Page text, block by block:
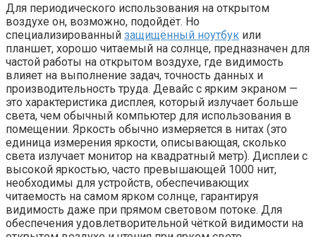
Для периодического использования на открытом
воздухе он, возможно, подойдёт. Но
специализированный защищённый ноутбук или
планшет, хорошо читаемый на солнце, предназначен для
частой работы на открытом воздухе, где видимость
влияет на выполнение задач, точность данных и
производительность труда. Девайс с ярким экраном —
это характеристика дисплея, который излучает больше
света, чем обычный компьютер для использования в
помещении. Яркость обычно измеряется в нитах (это
единица измерения яркости, описывающая, сколько
света излучает монитор на квадратный метр). Дисплеи с
высокой яркостью, часто превышающей 1000 нит,
необходимы для устройств, обеспечивающих
читаемость на самом ярком солнце, гарантируя
видимость даже при прямом световом потоке. Для
обеспечения удовлетворительной чёткой видимости на